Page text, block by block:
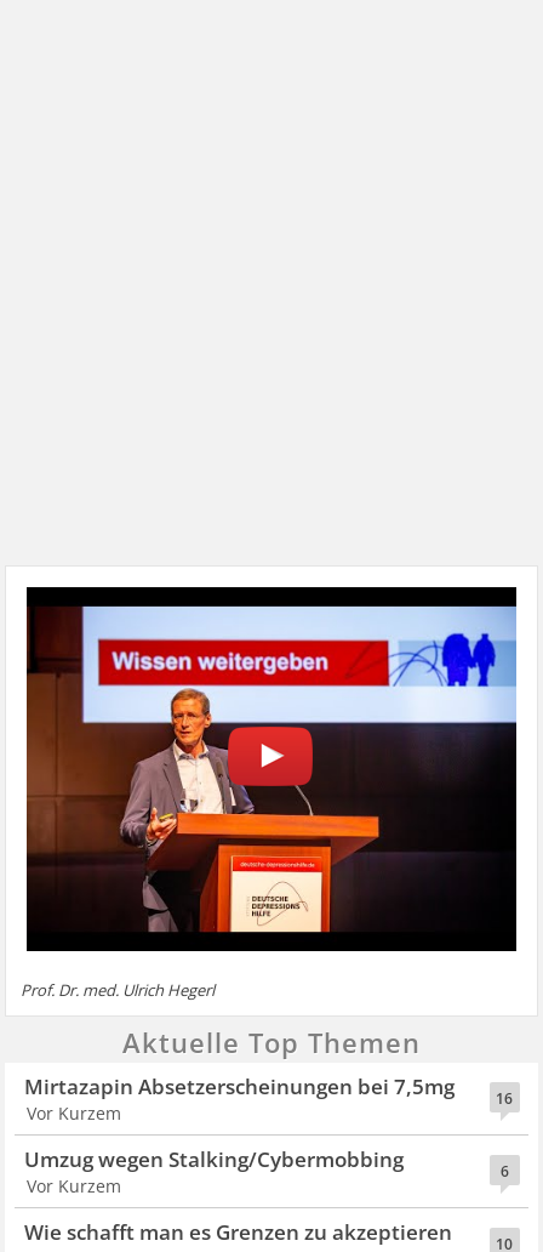
Prof. Dr. med. Ulrich Hegerl
Aktuelle Top Themen
16
Mirtazapin Absetzerscheinungen bei 7,5mg
Vor Kurzem
6
Umzug wegen Stalking/Cybermobbing
Vor Kurzem
10
Wie schafft man es Grenzen zu akzeptieren